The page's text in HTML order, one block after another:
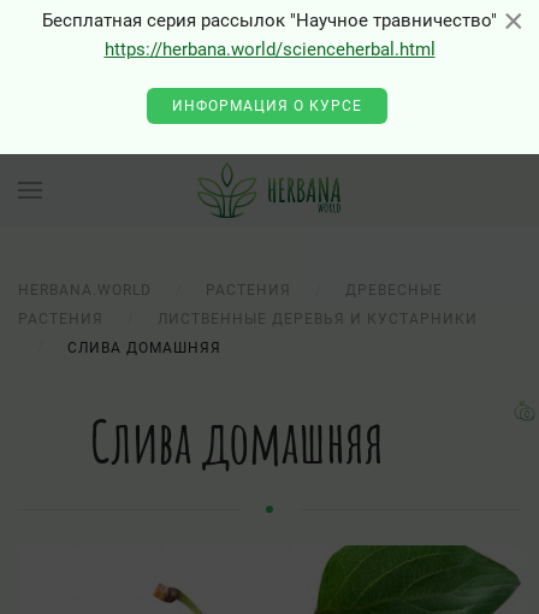
×
Бесплатная серия рассылок "Научное травничество"
https://herbana.world/scienceherbal.html
ИНФОРМАЦИЯ О КУРСЕ
HERBANA.WORLD РАСТЕНИЯ
ДРЕВЕСНЫЕ
РАСТЕНИЯ
ЛИСТВЕННЫЕ ДЕРЕВЬЯ И КУСТАРНИКИ
СЛИВА ДОМАШНЯЯ
Слива домашняя
×